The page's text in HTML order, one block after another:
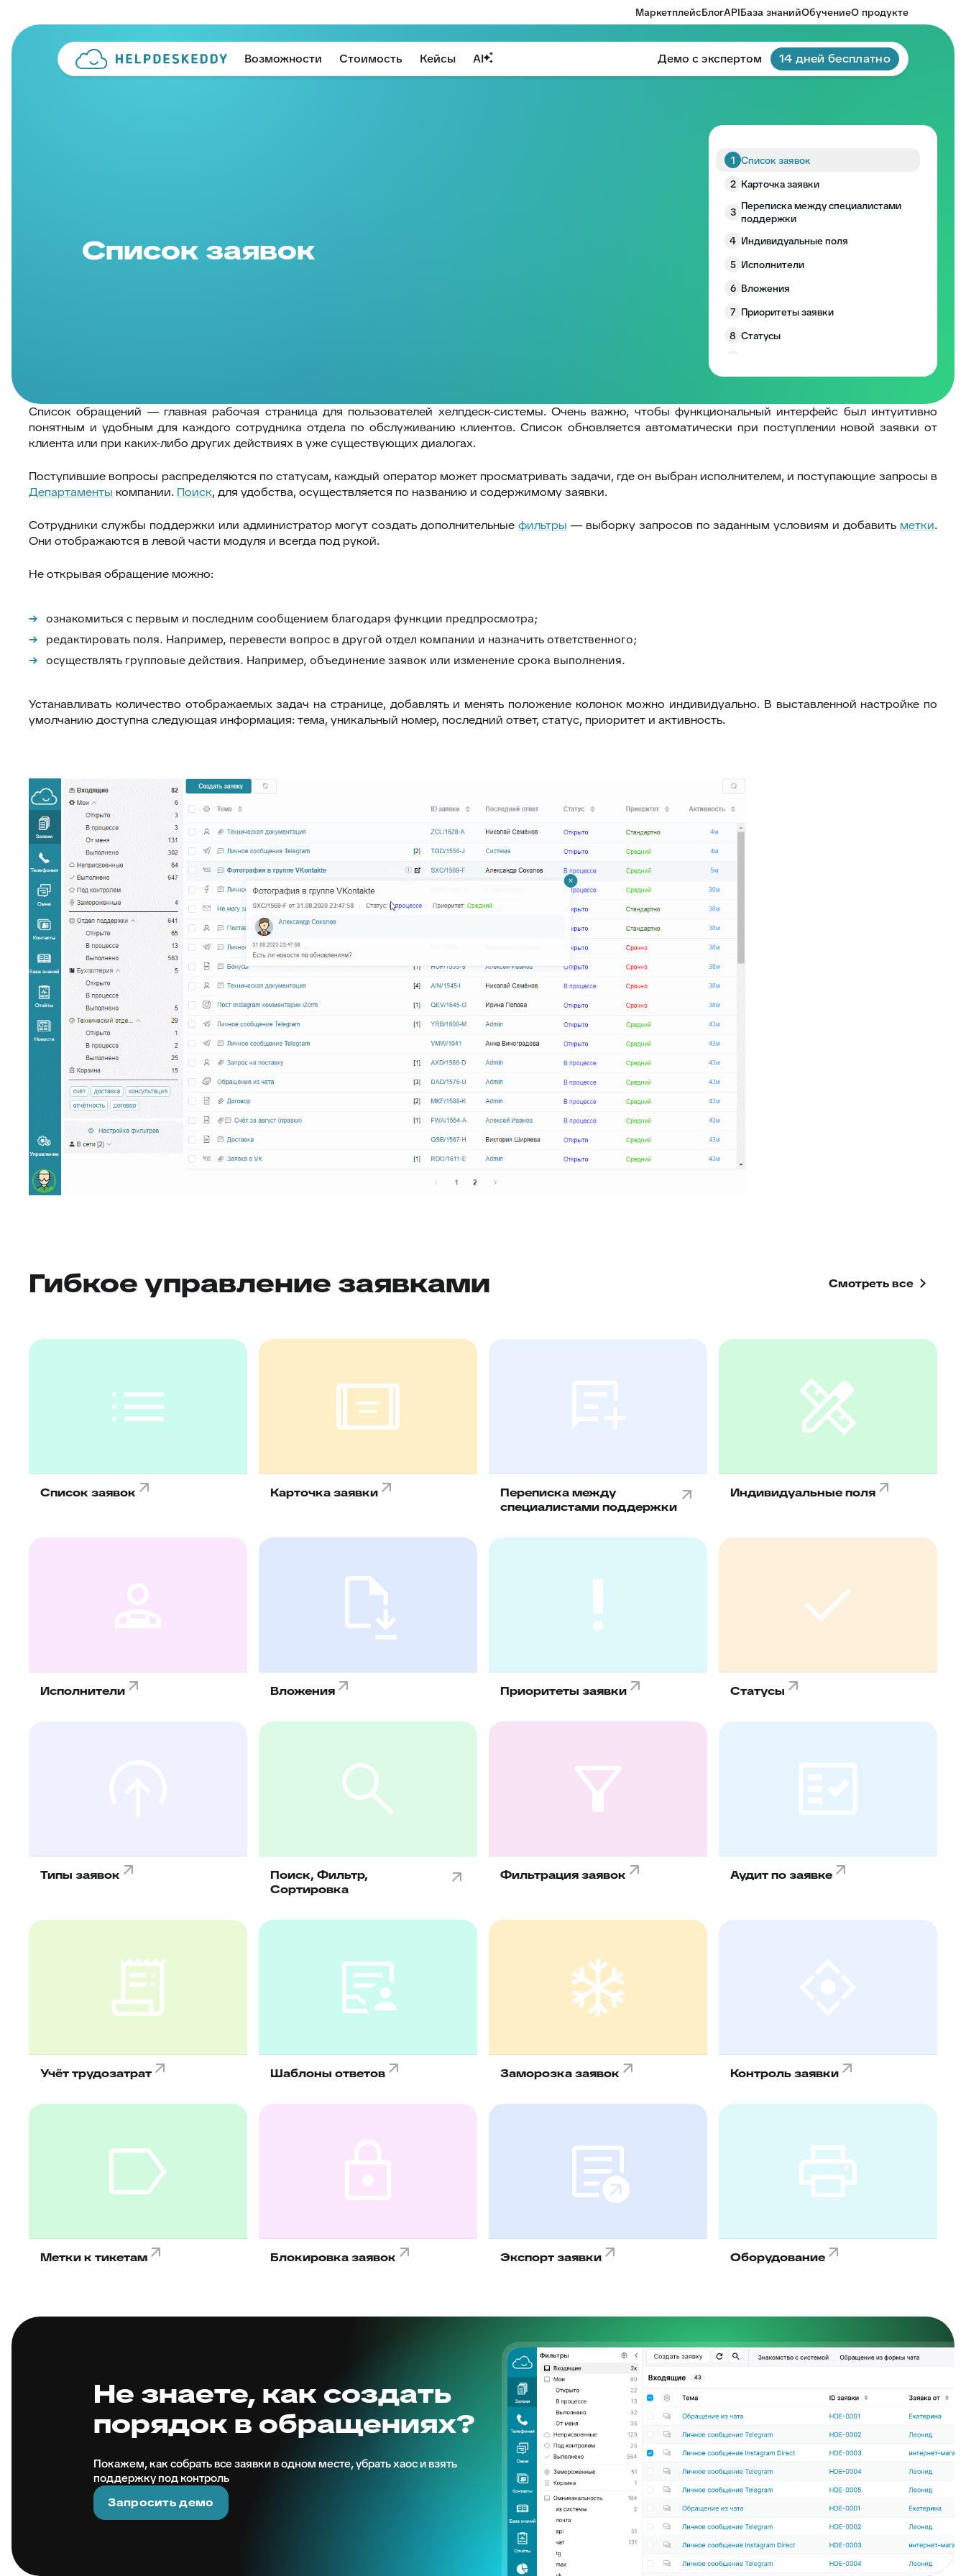
МаркетплейсБлогAPIБаза знанийОбучениеО продукте
Возможности Стоимость Кейсы AI Демо с экспертом 14 дней бесплатно
Список заявок
1 Список заявок
2 Карточка заявки
3 Переписка между специалистами
поддержки
4 Индивидуальные поля
5 Исполнители
6 Вложения
7 Приоритеты заявки
8 Статусы
11 Фильтрация заявок
12
Аудит по заявке
14 Шаблоны ответов
16 Контроль заявки
Список обращений — главная рабочая страница для пользователей хелпдеск-системы. Очень важно, чтобы функциональный интерфейс был интуитивно
понятным и удобным для каждого сотрудника отдела по обслуживанию клиентов. Список обновляется автоматически при поступлении новой заявки от
клиента или при каких-либо других действиях в уже существующих диалогах.
Поступившие вопросы распределяются по статусам, каждый оператор может просматривать задачи, где он выбран исполнителем, и поступающие запросы в
Департаменты компании. Поиск, для удобства, осуществляется по названию и содержимому заявки.
Сотрудники службы поддержки или администратор могут создать дополнительныефильтры — выборку запросов по заданным условиям и добавить метки.
Они отображаются в левой части модуля и всегда под рукой.
Не открывая обращение можно:
ознакомиться с первым и последним сообщением благодаря функции предпросмотра;
редактировать поля. Например, перевести вопрос в другой отдел компании и назначить ответственного;
осуществлять групповые действия. Например, объединение заявок или изменение срока выполнения.
Устанавливать количество отображаемых задач на странице, добавлять и менять положение колонок можно индивидуально. В выставленной настройке по
умолчанию доступна следующая информация: тема, уникальный номер, последний ответ, статус, приоритет и активность.
Гибкое управление заявками Смотреть все
Список заявок Карточка заявки
Переписка между
специалистами поддержки
Индивидуальные поля
Исполнители Вложения Приоритеты заявки Статусы
Типы заявок
Поиск, Фильтр,
Сортировка
Фильтрация заявок Аудит по заявке
Учёт трудозатрат Шаблоны ответов Заморозка заявок Контроль заявки
Метки к тикетам Блокировка заявок Экспорт заявки Оборудование
Не знаете, как создать
порядок в обращениях?
Покажем, как собрать все заявки в одном месте, убрать хаос и взять
поддержку под контроль
Запросить демо